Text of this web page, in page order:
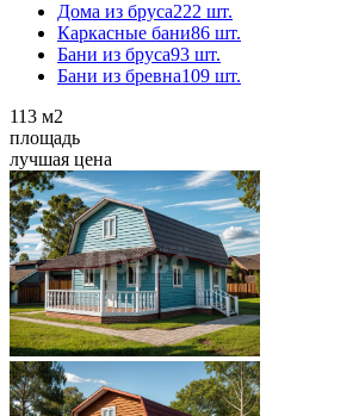
Дома из бруса222 шт.
Каркасные бани86 шт.
Бани из бруса93 шт.
Бани из бревна109 шт.
113 м2
площадь
лучшая цена